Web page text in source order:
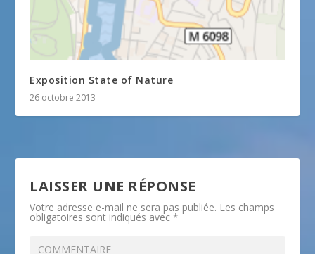
Exposition State of Nature
26 octobre 2013
LAISSER UNE RÉPONSE
Votre adresse e-mail ne sera pas publiée. Les champs
obligatoires sont indiqués avec*